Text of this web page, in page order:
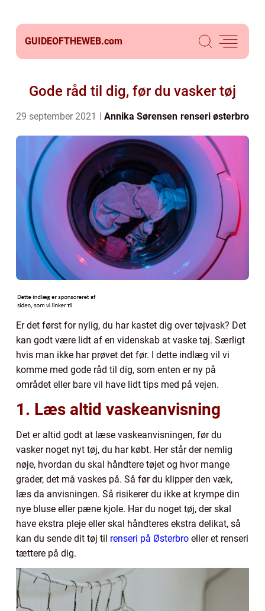
GUIDEOFTHEWEB.com
Gode råd til dig, før du vasker tøj
29 september 2021 Annika Sørensen renseri østerbro
Er det først for nylig, du har kastet dig over tøjvask? Det
kan godt være lidt af en videnskab at vaske tøj. Særligt
hvis man ikke har prøvet det før. I dette indlæg vil vi
komme med gode råd til dig, som enten er ny på
området eller bare vil have lidt tips med på vejen.
1. Læs altid vaskeanvisning
Det er altid godt at læse vaskeanvisningen, før du
vasker noget nyt tøj, du har købt. Her står der nemlig
nøje, hvordan du skal håndtere tøjet og hvor mange
grader, det må vaskes på. Så før du klipper den væk,
læs da anvisningen. Så risikerer du ikke at krympe din
nye bluse eller pæne kjole. Har du noget tøj, der skal
have ekstra pleje eller skal håndteres ekstra delikat, så
kan du sende dit tøj til renseri på Østerbro eller et renseri
tættere på dig.